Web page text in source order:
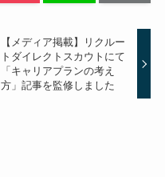
【メディア掲載】リクルー
トダイレクトスカウトにて
「キャリアプランの考え
方」記事を監修しました